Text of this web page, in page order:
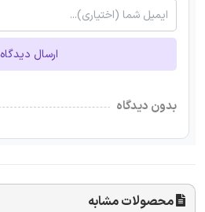
ارسال دیدگاه
بدون دیدگاه
محصولات مشابه